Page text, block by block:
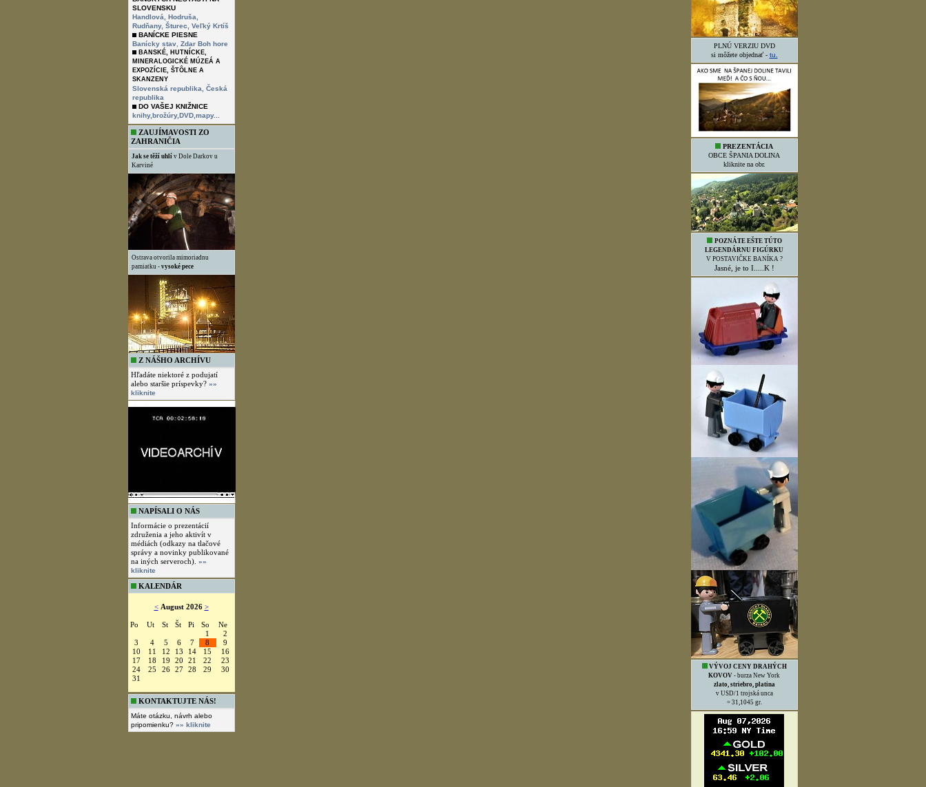
SLOVENSKU
Handlová,
Hodruša,
Rudňany, Šturec,
Veľký Krtíš
BANÍCKE PIESNE
Banícky stav, Zdar Boh hore
BANSKÉ, HUTNÍCKE,
MINERALOGICKÉ MÚZEÁ A
EXPOZÍCIE, ŠTÔLNE A
SKANZENY
Slovenská republika,
Česká
republika
DO VAŠEJ KNIŽNICE
knihy,brožúry,DVD,mapy...
ZAUJÍMAVOSTI ZO
ZAHRANIČIA
Jak se těží uhlív Dole Darkov u
Karviné
Ostrava otvorila mimoriadnu
pamiatku -vysoké pece
Z NÁŠHO ARCHÍVU
Hľadáte niektoré z podujatí
alebo staršie príspevky? »»
kliknite
NAPÍSALI O NÁS
Informácie o prezentácií
združenia a jeho aktivít v
médiách (odkazy na tlačové
správy a novinky publikované
na iných serveroch). »»
kliknite
KALENDÁR
< August 2026 >
Po Ut St Št Pi So
Ne
1
2
3
4 5 6 7 8
9
10
11 12 13 14 15
16
17
18 19 20 21 22
23
24
25 26 27 28 29
30
31
KONTAKTUJTE NÁS!
Máte otázku, návrh alebo
pripomienku? »» kliknite
PLNÚ VERZIU DVD
si môžete objednať - tu.
PREZENTÁCIA
OBCE ŠPANIA DOLINA
kliknite na obr.
POZNÁTE EŠTE TÚTO
LEGENDÁRNU FIGÚRKU
V POSTAVIČKE BANÍKA ?
Jasné, je to I.....K !
VÝVOJ CENY DRAHÝCH
KOVOV - burza New York
zlato, striebro, platina
v USD/1 trojská unca
= 31,1045 gr.